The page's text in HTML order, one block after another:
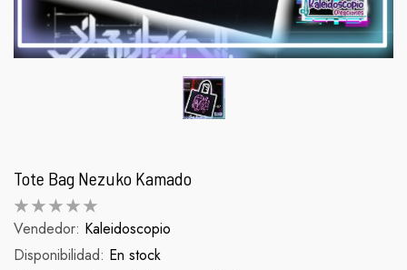
Tote Bag Nezuko Kamado
Vendedor: Kaleidoscopio
Disponibilidad: En stock
Palomera Scorpion